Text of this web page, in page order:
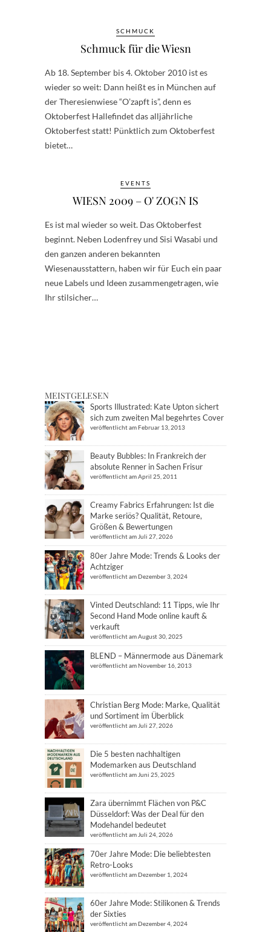
SCHMUCK
Schmuck für die Wiesn
Ab 18. September bis 4. Oktober 2010 ist es
wieder so weit: Dann heißt es in München auf
der Theresienwiese “O’zapft is”, denn es
Oktoberfest Hallefindet das alljährliche
Oktoberfest statt! Pünktlich zum Oktoberfest
bietet…
EVENTS
WIESN 2009 – O' ZOGN IS
Es ist mal wieder so weit. Das Oktoberfest
beginnt. Neben Lodenfrey und Sisi Wasabi und
den ganzen anderen bekannten
Wiesenausstattern, haben wir für Euch ein paar
neue Labels und Ideen zusammengetragen, wie
Ihr stilsicher…
MEISTGELESEN
Sports Illustrated: Kate Upton sichert
sich zum zweiten Mal begehrtes Cover
veröffentlicht am Februar 13, 2013
Beauty Bubbles: In Frankreich der
absolute Renner in Sachen Frisur
veröffentlicht am April 25, 2011
Creamy Fabrics Erfahrungen: Ist die
Marke seriös? Qualität, Retoure,
Größen & Bewertungen
veröffentlicht am Juli 27, 2026
80er Jahre Mode: Trends & Looks der
Achtziger
veröffentlicht am Dezember 3, 2024
Vinted Deutschland: 11 Tipps, wie Ihr
Second Hand Mode online kauft &
verkauft
veröffentlicht am August 30, 2025
BLEND – Männermode aus Dänemark
veröffentlicht am November 16, 2013
Christian Berg Mode: Marke, Qualität
und Sortiment im Überblick
veröffentlicht am Juli 27, 2026
Die 5 besten nachhaltigen
Modemarken aus Deutschland
veröffentlicht am Juni 25, 2025
Zara übernimmt Flächen von P&C
Düsseldorf: Was der Deal für den
Modehandel bedeutet
veröffentlicht am Juli 24, 2026
70er Jahre Mode: Die beliebtesten
Retro-Looks
veröffentlicht am Dezember 1, 2024
60er Jahre Mode: Stilikonen & Trends
der Sixties
veröffentlicht am Dezember 4, 2024